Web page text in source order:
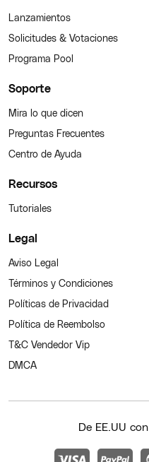
Lanzamientos
Solicitudes & Votaciones
Programa Pool
Soporte
Mira lo que dicen
Preguntas Frecuentes
Centro de Ayuda
Recursos
Tutoriales
Legal
Aviso Legal
Términos y Condiciones
Políticas de Privacidad
Política de Reembolso
T&C Vendedor Vip
DMCA
De EE.UU con